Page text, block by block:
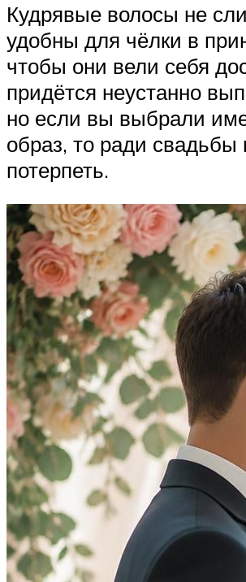
Кудрявые волосы не
удобны для чёлки в
чтобы они вели себя
придётся неустанно
но если вы выбрали
образ, то ради
потерпеть.